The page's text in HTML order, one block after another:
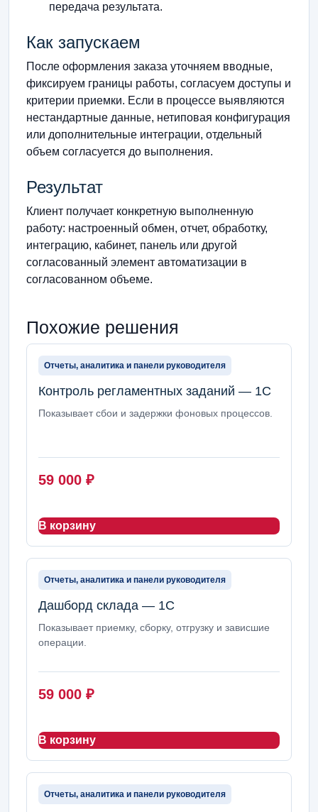
передача результата.
Как запускаем
После оформления заказа уточняем вводные,
фиксируем границы работы, согласуем доступы и
критерии приемки. Если в процессе выявляются
нестандартные данные, нетиповая конфигурация
или дополнительные интеграции, отдельный
объем согласуется до выполнения.
Результат
Клиент получает конкретную выполненную
работу: настроенный обмен, отчет, обработку,
интеграцию, кабинет, панель или другой
согласованный элемент автоматизации в
согласованном объеме.
Похожие решения
Отчеты, аналитика и панели руководителя
Контроль регламентных заданий — 1С
Показывает сбои и задержки фоновых процессов.
59 000 ₽
В корзину
Отчеты, аналитика и панели руководителя
Дашборд склада — 1С
Показывает приемку, сборку, отгрузку и зависшие
операции.
59 000 ₽
В корзину
Отчеты, аналитика и панели руководителя